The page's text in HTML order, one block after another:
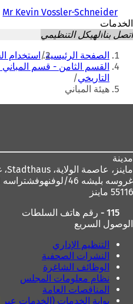
Mr Kevin Vossler-Schneider
الخدمات
اتصل بناالهيكل التنظيمي
أنت
هنا
الصفحة الرئيسية استخدام
القسم الثامن - قسم المباني
التاريخي
هيئة المباني
مدينة
ماينز، عاصمة الولاية،
غروسه بليشه 46/لوفنهوفشتراسه 1،
55116 ماينز
115 - رقم هاتف السلطات
الوصول السريع
التنظيم الإداري
النشرات الصحفية
الوظائف الشاغرة
نظام معلومات المجلس
المناقصات العامة
بوابة الخدمات (الخدمات عبر